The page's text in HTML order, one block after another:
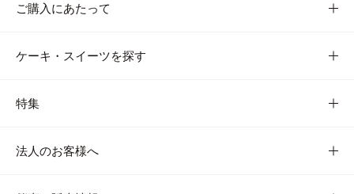
ご購入にあたって
ケーキ・スイーツを探す
特集
法人のお客様へ